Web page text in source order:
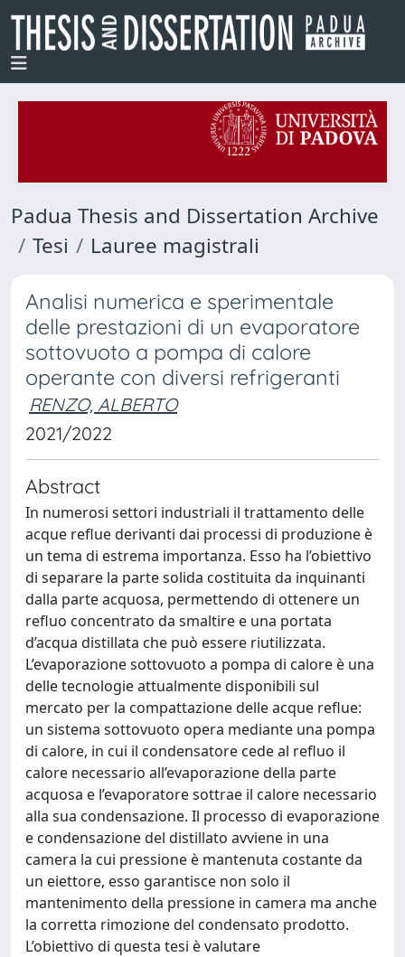
Padua Thesis and Dissertation Archive
Tesi
Lauree magistrali
Analisi numerica e sperimentale
delle prestazioni di un evaporatore
sottovuoto a pompa di calore
operante con diversi refrigeranti
RENZO, ALBERTO
2021/2022
Abstract
In numerosi settori industriali il trattamento delle
acque reflue derivanti dai processi di produzione è
un tema di estrema importanza. Esso ha l’obiettivo
di separare la parte solida costituita da inquinanti
dalla parte acquosa, permettendo di ottenere un
refluo concentrato da smaltire e una portata
d’acqua distillata che può essere riutilizzata.
L’evaporazione sottovuoto a pompa di calore è una
delle tecnologie attualmente disponibili sul
mercato per la compattazione delle acque reflue:
un sistema sottovuoto opera mediante una pompa
di calore, in cui il condensatore cede al refluo il
calore necessario all’evaporazione della parte
acquosa e l’evaporatore sottrae il calore necessario
alla sua condensazione. Il processo di evaporazione
e condensazione del distillato avviene in una
camera la cui pressione è mantenuta costante da
un eiettore, esso garantisce non solo il
mantenimento della pressione in camera ma anche
la corretta rimozione del condensato prodotto.
L’obiettivo di questa tesi è valutare